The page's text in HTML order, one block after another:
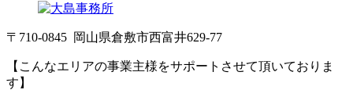
〒710-0845 岡山県倉敷市西富井629-77
【こんなエリアの事業主様をサポートさせて頂いておりま
す】